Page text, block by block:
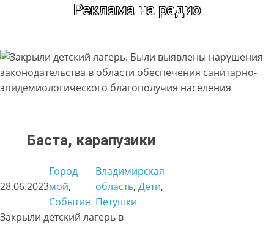
Реклама на радио
Баста, карапузики
28.06.2023
Город
мой
События
Владимирская
область, Дети
Петушки
Закрыли детский лагерь в